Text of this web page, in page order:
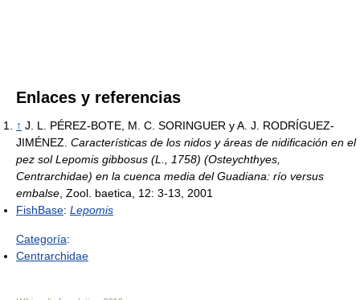
Enlaces y referencias
↑ J. L. PÉREZ-BOTE, M. C. SORINGUER y A. J. RODRÍGUEZ-
JIMÉNEZ. Características de los nidos y áreas de nidificación en el
pez sol Lepomis gibbosus (L., 1758) (Osteychthyes,
Centrarchidae) en la cuenca media del Guadiana: río versus
embalse , Zool. baetica, 12: 3-13, 2001
FishBase: Lepomis
Categoría:
Centrarchidae